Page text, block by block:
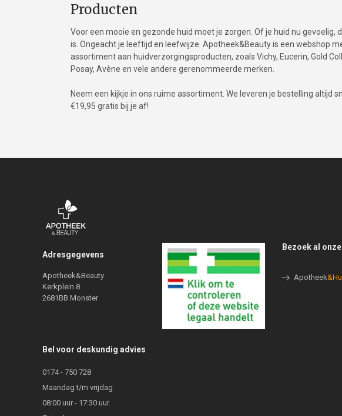
Producten
Voor een mooie en gezonde huid moet je zorgen. Of je huid nu gevoelig,
is. Ongeacht je leeftijd en leefwijze. Apotheek&Beauty is een webshop
assortiment aan huidverzorgingsproducten, zoals Vichy, Eucerin, Gold
Posay, Avène en vele andere gerenommeerde merken.
Neem een kijkje in ons ruime assortiment. We leveren je bestelling altijd
€19,95 gratis bij je af!
Adresgegevens
Apotheek&Beauty
Kerkplein 8
2681BB Monster
Bel voor deskundig advies
0174 - 750 728
Maandag t/m vrijdag
08:00 uur - 17:30 uur.
Bezoek al
Apotheek